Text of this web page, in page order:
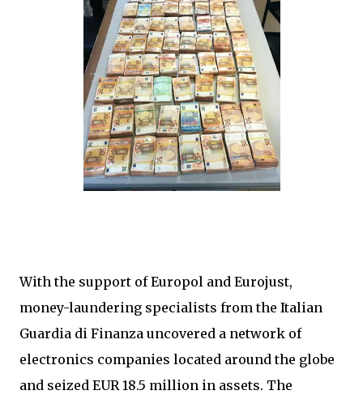
With the support of Europol and Eurojust,
money-laundering specialists from the Italian
Guardia di Finanza uncovered a network of
electronics companies located around the globe
and seized EUR 18.5 million in assets. The